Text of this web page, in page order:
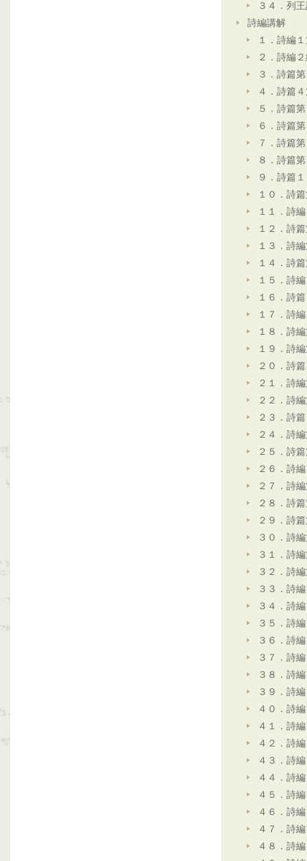
３４．列
詩編講解
１．詩編
２．詩編
３．詩篇
４．詩篇
５．詩篇
６．詩篇
７．詩篇
８．詩篇
９．詩篇
１０．詩
１１．詩
１２．詩
１３．詩
１４．詩
１５．詩
１６．詩
１７．詩
１８．詩
１９．詩
２０．詩
２１．詩
２２．詩
２３．詩
２４．詩
２５．詩
２６．詩
２７．詩
２８．詩
２９．詩
３０．詩
３１．詩
３２．詩
３３．詩
３４．詩
３５．詩
３６．詩
３７．詩
３８．詩
３９．詩
４０．詩
４１．詩
４２．詩
４３．詩
４４．詩
４５．詩
４６．詩
４７．詩
４８．詩